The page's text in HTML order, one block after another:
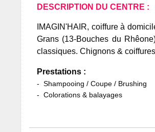
DESCRIPTION DU CENTRE :
IMAGIN'HAIR, coiffure à
Grans (13-Bouches du
classiques. Chignons &
Prestations :
Shampooing / Coupe / Brushing
Colorations & balayages